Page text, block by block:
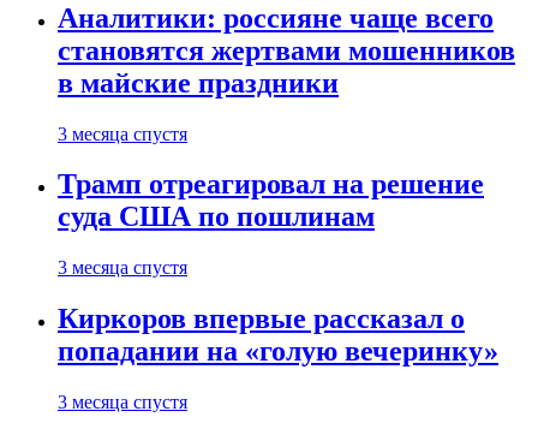
Аналитики: россияне чаще всего
становятся жертвами мошенников
в майские праздники
3 месяца спустя
Трамп отреагировал на решение
суда США по пошлинам
3 месяца спустя
Киркоров впервые рассказал о
попадании на «голую вечеринку»
3 месяца спустя